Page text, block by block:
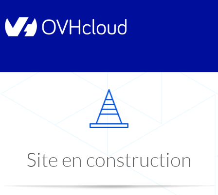
Site en construction